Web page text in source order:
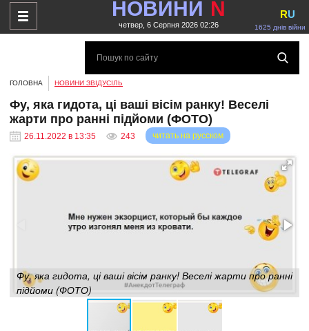
НОВИНИ N
четвер, 6 Серпня 2026 02:26 1625 днів війни
RU
ГОЛОВНА НОВИНИ ЗВІДУСІЛЬ
Фу, яка гидота, ці ваші вісім ранку! Веселі
жарти про ранні підйоми (ФОТО)
26.11.2022 в 13:35 243 читать на русском
Фу, яка гидота, ці ваші вісім ранку! Веселі жарти про ранні
підйоми (ФОТО)